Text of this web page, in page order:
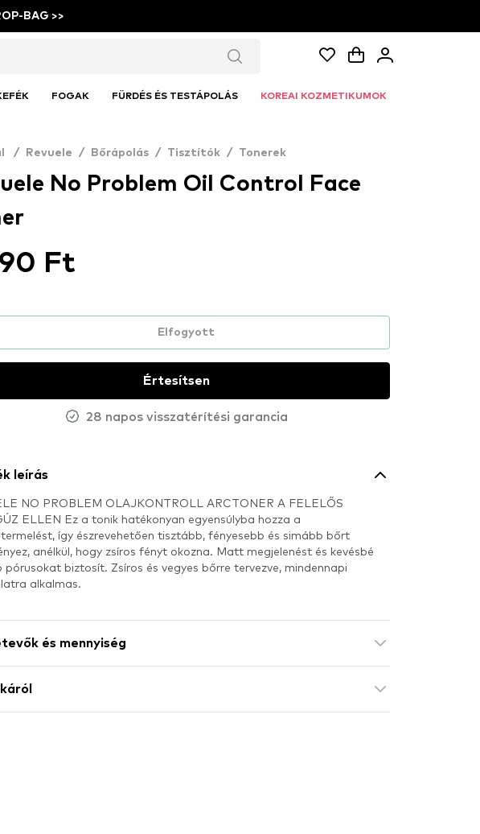
BAG >>
FOGAK FÜRDÉS ÉS TESTÁPOLÁS KOREAI KOZMETIKUMOK
/ Revuele / Bőrápolás / Tisztítók / Tonerek
No Problem Oil Control Face
Ft
Elfogyott
Értesítsen
28 napos visszatérítési garancia
leírás
NO PROBLEM OLAJKONTROLL ARCTONER A FELELŐS
ELLEN Ez a tonik hatékonyan egyensúlyba hozza a
így észrevehetően tisztább, fényesebb és simább bőrt
anélkül, hogy zsíros fényt okozna. Matt megjelenést és kevésbé
biztosít. Zsíros és vegyes bőrre tervezve, mindennapi
alkalmas.
és mennyiség